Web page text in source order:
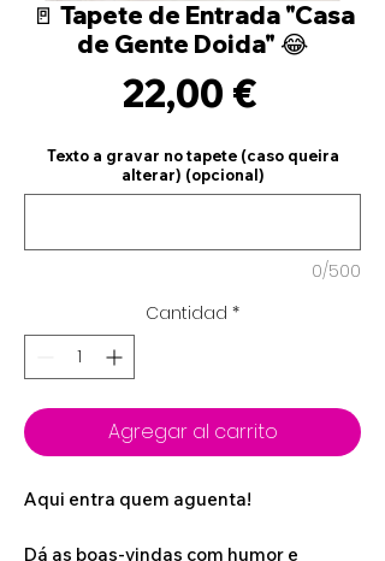
🚪 Tapete de Entrada "Casa
de Gente Doida" 😂
22,00 €Precio
Texto a gravar no tapete (caso queira
alterar) (opcional)
0/500
Cantidad *
Agregar al carrito
Aqui entra quem aguenta!
Dá as boas-vindas com humor e